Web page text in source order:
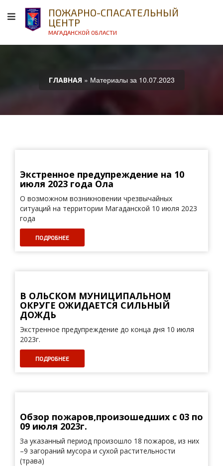
ПОЖАРНО-СПАСАТЕЛЬНЫЙ
ЦЕНТР
МАГАДАНСКОЙ ОБЛАСТИ
ГЛАВНАЯ » Материалы за 10.07.2023
Экстренное предупреждение на 10
июля 2023 года Ола
О возможном возникновении чрезвычайных
ситуаций на территории Магаданской 10 июля 2023
года
ПОДРОБНЕЕ
В ОЛЬСКОМ МУНИЦИПАЛЬНОМ
ОКРУГЕ ОЖИДАЕТСЯ СИЛЬНЫЙ
ДОЖДЬ
Экстренное предупреждение до конца дня 10 июля
2023г.
ПОДРОБНЕЕ
Обзор пожаров,произошедших с 03 по
09 июля 2023г.
За указанный период произошло 18 пожаров, из них
–9 загораний мусора и сухой растительности
(трава)